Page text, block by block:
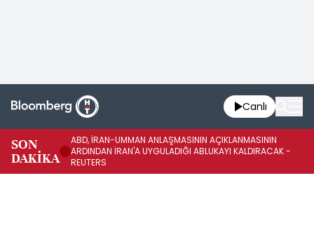
Canlı
SON
DAKİKA
ABD, İRAN-UMMAN ANLAŞMASININ AÇIKLANMASININ
ARDINDAN İRAN'A UYGULADIĞI ABLUKAYI KALDIRACAK -
REUTERS